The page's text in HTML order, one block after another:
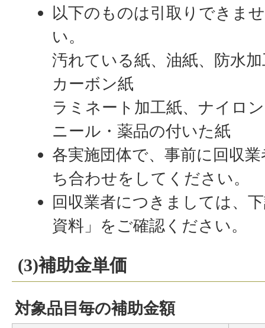
以下のものは引取りできま
い。
汚れている紙、油紙、防水
カーボン紙
ラミネート加工紙、ナイロ
ニール・薬品の付いた紙
各実施団体で、事前に回収
ち合わせをしてください。
回収業者につきましては、
資料」をご確認ください。
(3)補助金単価
対象品目毎の補助金額